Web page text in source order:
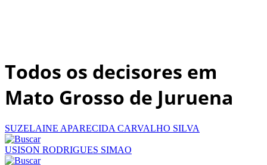
Todos os decisores em
Mato Grosso de Juruena
SUZELAINE APARECIDA CARVALHO SILVA
USISON RODRIGUES SIMAO